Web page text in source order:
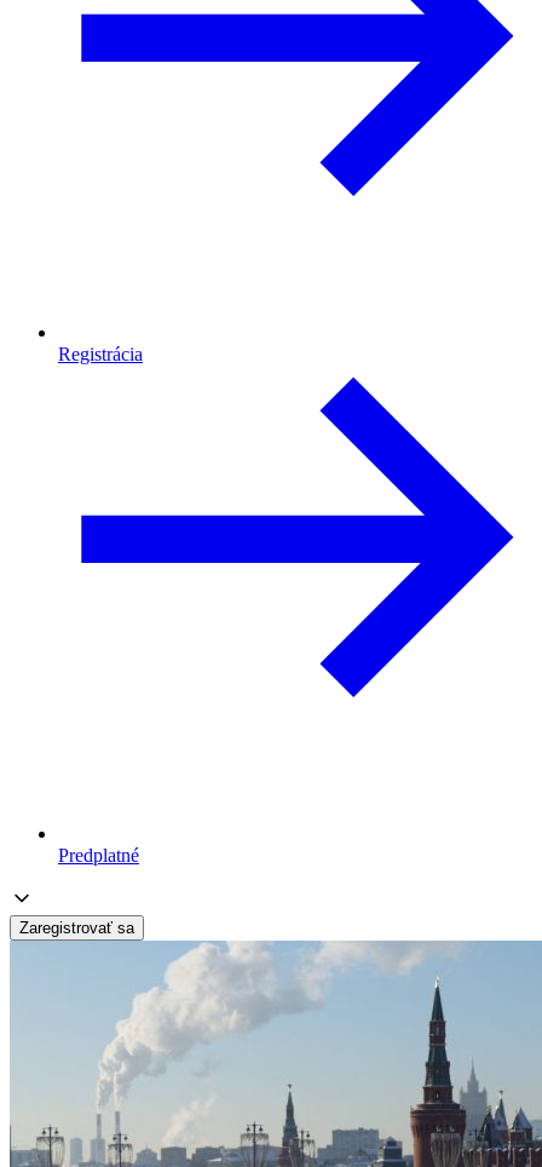
Registrácia
Predplatné
Zaregistrovať sa